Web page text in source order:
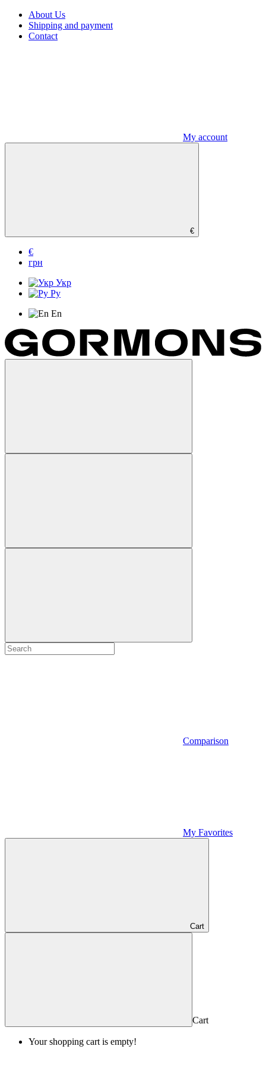
About Us
Shipping and payment
Contact
My account
€
€
грн
Укр
Ру
En
Comparison
My Favorites
Cart
Cart
Your shopping cart is empty!